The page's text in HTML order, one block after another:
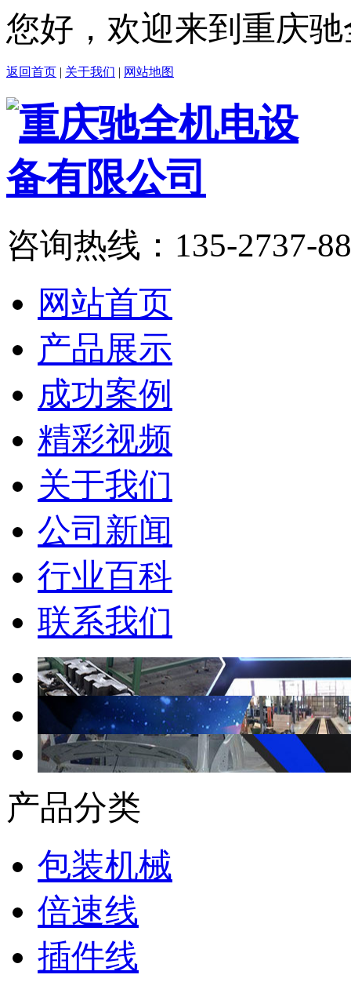
您好，欢迎来到重庆
返回首页 | 关于我们 | 网站地图
咨询热线： 135-2737-
网站首页
产品展示
成功案例
精彩视频
关于我们
公司新闻
行业百科
联系我们
产品分类
包装机械
倍速线
插件线